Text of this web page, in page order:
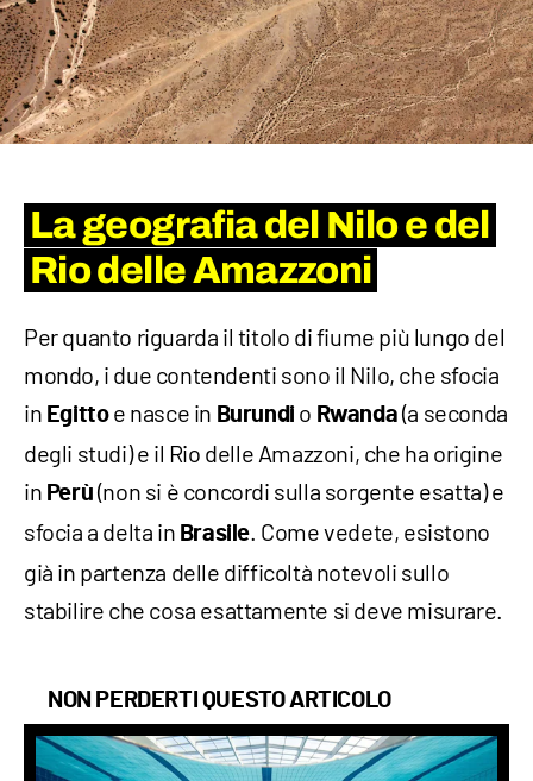
La geografia del Nilo e del
Rio delle Amazzoni
Per quanto riguarda il titolo di fiume più lungo del
mondo, i due contendenti sono il Nilo, che sfocia
in Egittoe nasce in Burundi o Rwanda (a seconda
degli studi) e il Rio delle Amazzoni, che ha origine
in Perù (non si è concordi sulla sorgente esatta) e
sfocia a delta in Brasile . Come vedete, esistono
già in partenza delle difficoltà notevoli sullo
stabilire che cosa esattamente si deve misurare.
NON PERDERTI QUESTO ARTICOLO